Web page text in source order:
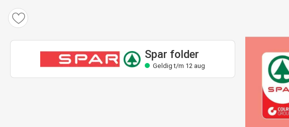
Spar folder
Geldig t/m 12 aug